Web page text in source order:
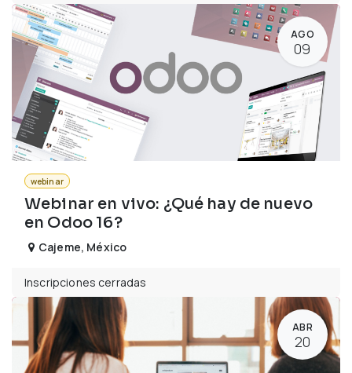
AGO
09
webinar
Webinar en vivo: ¿Qué hay de nuevo
en Odoo 16?
Cajeme, México
Inscripciones cerradas
ABR
20